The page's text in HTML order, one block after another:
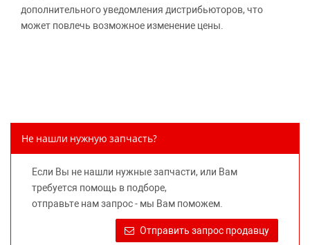
дополнительного уведомления дистрибьюторов, что
может повлечь возможное изменение цены.
предлагаемых к продаже запасных частей для
правообладателей указанных товарных знаков.
Требование предоставлять покупателю необходимую и
достоверную информацию о товаре, предлагаемом к
продаже, обеспечивающую возможность их правильного
выбора возложено на продавца (изготовителя) Законом
Не нашли нужную запчасть?
Если Вы не нашли нужные запчасти, или Вам
требуется помощь в подборе,
отправьте нам запрос - мы Вам поможем.
Отправить запрос продавцу